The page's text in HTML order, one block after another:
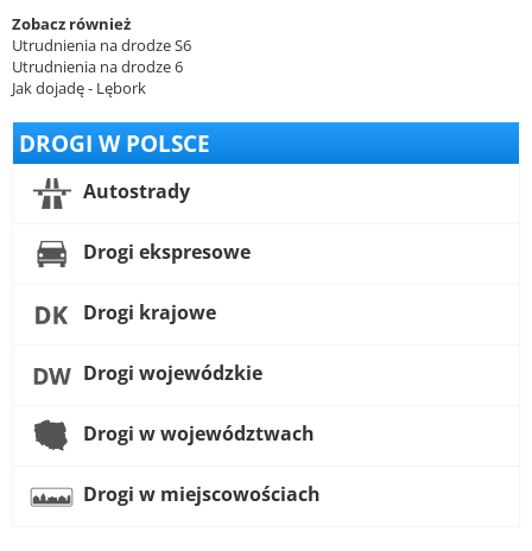
Zobacz również
Utrudnienia na drodze S6
Utrudnienia na drodze 6
Jak dojadę - Lębork
DROGI W POLSCE
Autostrady
Drogi ekspresowe
Drogi krajowe
Drogi wojewódzkie
Drogi w województwach
Drogi w miejscowościach